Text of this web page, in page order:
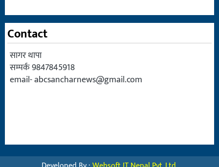
Contact
सागर थापा
सम्पर्क 9847845918
email-abcsancharnews@gmail.com